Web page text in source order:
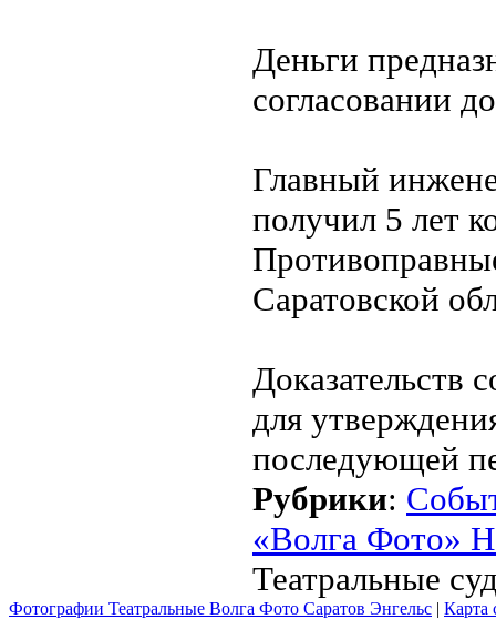
Деньги
согласовании
Главный
получил 5 лет
Саратовской
Доказательств
для
последующей
Рубрики:
«Волга Фото»
Театральные
Фотографии Театральные Волга Фото Саратов Энгельс | Карта